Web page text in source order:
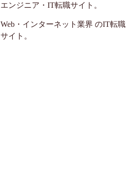
エンジニア・IT転職サイト。
Web・インターネット業界 のIT転職
サイト。